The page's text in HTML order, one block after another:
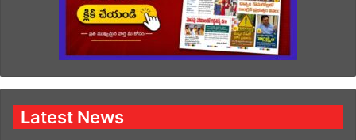
Latest News